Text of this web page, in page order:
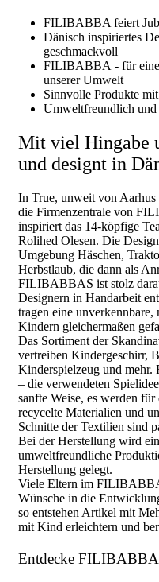
FILIBABBA feiert
Dänisch inspiriertes
geschmackvoll
FILIBABBA - für eine
unserer Umwelt
Sinnvolle Produkte
Umweltfreundlich und
Mit viel Hingabe
und designt in
In True, unweit von Aarhus
die Firmenzentrale von
inspiriert das 14-köpfige
Rolihed Olesen. Die
Umgebung Häschen,
Herbstlaub, die dann als
FILIBABBAS ist stolz
Designern in Handarbeit
tragen eine
Kindern gleichermaßen
Das Sortiment der
vertreiben Kindergeschirr,
Kinderspielzeug und
– die verwendeten
sanfte Weise, es werden
recycelte Materialien und
Schnitte der Textilien sind
Bei der Herstellung wird
umweltfreundliche
Herstellung gelegt.
Viele Eltern im
Wünsche in die
so entstehen Artikel mit
mit Kind erleichtern und
Entdecke